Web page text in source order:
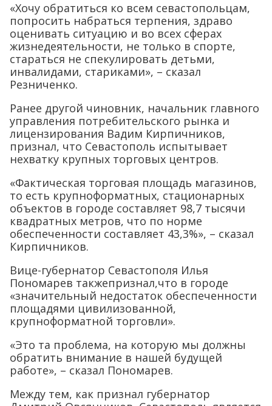
«Хочу обратиться ко всем севастопольцам,
попросить набраться терпения, здраво
оценивать ситуацию и во всех сферах
жизнедеятельности, не только в спорте,
стараться не спекулировать детьми,
инвалидами, стариками», – сказал
Резниченко.
Ранее другой чиновник, начальник главного
управления потребительского рынка и
лицензирования Вадим Кирпичников,
признал, что Севастополь испытывает
нехватку крупных торговых центров.
«Фактическая торговая площадь магазинов,
то есть крупноформатных, стационарных
объектов в городе составляет 98,7 тысячи
квадратных метров, что по норме
обеспеченности составляет 43,3%», – сказал
Кирпичников.
Вице-губернатор Севастополя Илья
Пономарев такжепризнал,что в городе
«значительный недостаток обеспеченности
площадями цивилизованной,
крупноформатной торговли».
«Это та проблема, на которую мы должны
обратить внимание в нашей будущей
работе», – сказал Пономарев.
Между тем, как признал губернатор